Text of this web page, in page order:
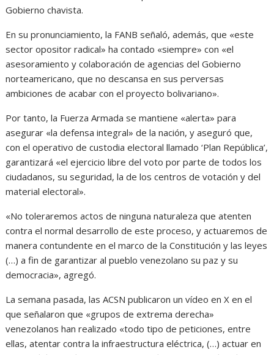
Gobierno chavista.
En su pronunciamiento, la FANB señaló, además, que «este
sector opositor radical» ha contado «siempre» con «el
asesoramiento y colaboración de agencias del Gobierno
norteamericano, que no descansa en sus perversas
ambiciones de acabar con el proyecto bolivariano».
Por tanto, la Fuerza Armada se mantiene «alerta» para
asegurar «la defensa integral» de la nación, y aseguró que,
con el operativo de custodia electoral llamado ‘Plan República’,
garantizará «el ejercicio libre del voto por parte de todos los
ciudadanos, su seguridad, la de los centros de votación y del
material electoral».
«No toleraremos actos de ninguna naturaleza que atenten
contra el normal desarrollo de este proceso, y actuaremos de
manera contundente en el marco de la Constitución y las leyes
(…) a fin de garantizar al pueblo venezolano su paz y su
democracia», agregó.
La semana pasada, las ACSN publicaron un vídeo en X en el
que señalaron que «grupos de extrema derecha»
venezolanos han realizado «todo tipo de peticiones, entre
ellas, atentar contra la infraestructura eléctrica, (…) actuar en